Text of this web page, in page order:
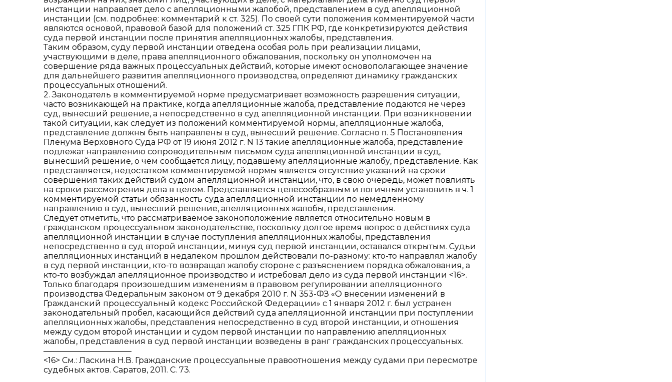
инстанции направляет дело с апелляционными жалобой, представлением в суд апелляционной
инстанции (см. подробнее: комментарий к ст. 325). По своей сути положения комментируемой части
являются основой, правовой базой для положений ст. 325 ГПК РФ, где конкретизируются действия
суда первой инстанции после принятия апелляционных жалобы, представления.
Таким образом, суду первой инстанции отведена особая роль при реализации лицами,
участвующими в деле, права апелляционного обжалования, поскольку он уполномочен на
совершение ряда важных процессуальных действий, которые имеют основополагающее значение
для дальнейшего развития апелляционного производства, определяют динамику гражданских
процессуальных отношений.
2. Законодатель в комментируемой норме предусматривает возможность разрешения ситуации,
часто возникающей на практике, когда апелляционные жалоба, представление подаются не через
суд, вынесший решение, а непосредственно в суд апелляционной инстанции. При возникновении
такой ситуации, как следует из положений комментируемой нормы, апелляционные жалоба,
представление должны быть направлены в суд, вынесший решение. Согласно п. 5 Постановления
Пленума Верховного Суда РФ от 19 июня 2012 г. N 13 такие апелляционные жалоба, представление
подлежат направлению сопроводительным письмом суда апелляционной инстанции в суд,
вынесший решение, о чем сообщается лицу, подавшему апелляционные жалобу, представление. Как
представляется, недостатком комментируемой нормы является отсутствие указаний на сроки
совершения таких действий судом апелляционной инстанции, что, в свою очередь, может повлиять
на сроки рассмотрения дела в целом. Представляется целесообразным и логичным установить в ч. 1
комментируемой статьи обязанность суда апелляционной инстанции по немедленному
направлению в суд, вынесший решение, апелляционных жалобы, представления.
Следует отметить, что рассматриваемое законоположение является относительно новым в
гражданском процессуальном законодательстве, поскольку долгое время вопрос о действиях суда
апелляционной инстанции в случае поступления апелляционных жалобы, представления
непосредственно в суд второй инстанции, минуя суд первой инстанции, оставался открытым. Судьи
апелляционных инстанций в недалеком прошлом действовали по-разному: кто-то направлял жалобу
в суд первой инстанции, кто-то возвращал жалобу стороне с разъяснением порядка обжалования, а
кто-то возбуждал апелляционное производство и истребовал дело из суда первой инстанции <16>.
Только благодаря произошедшим изменениям в правовом регулировании апелляционного
производства Федеральным законом от 9 декабря 2010 г. N 353-ФЗ «О внесении изменений в
Гражданский процессуальный кодекс Российской Федерации» с 1 января 2012 г. был устранен
законодательный пробел, касающийся действий суда апелляционной инстанции при поступлении
апелляционных жалобы, представления непосредственно в суд второй инстанции, и отношения
между судом второй инстанции и судом первой инстанции по направлению апелляционных
жалобы, представления в суд первой инстанции возведены в ранг гражданских процессуальных.
———————————
<16> См.: Ласкина Н.В. Гражданские процессуальные правоотношения между судами при пересмотре
судебных актов. Саратов, 2011. С. 73.